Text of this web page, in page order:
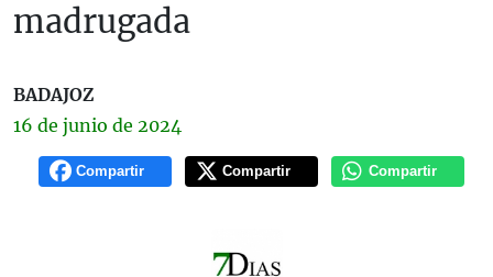
madrugada
BADAJOZ
16 de junio de 2024
Compartir Compartir Compartir